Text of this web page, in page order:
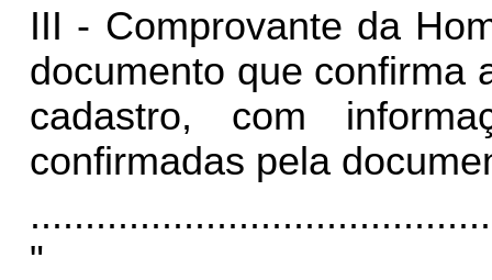
III - Comprovante da
documento que confirma
cadastro, com
confirmadas pela
"